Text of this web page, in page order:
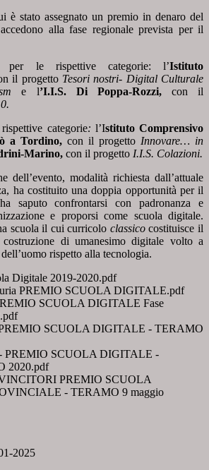
è stato assegnato un premio in denaro del
alla fase regionale prevista per il
per le rispettive categorie: l’Istituto
il progetto Tesori nostri- Digital Culturale
e l’I.I.S. Di Poppa-Rozzi,
con il
categorie: l’Istituto Comprensivo
a Tordino, con il progetto Innovare… in
Marino, con il progetto I.I.S. Colazioni.
dell’evento, modalità richiesta dall’attuale
ha costituito una doppia opportunità per il
saputo confrontarsi con padronanza e
e proporsi come scuola digitale.
scuola il cui curricolo classicocostituisce il
di umanesimo digitale volto a
rispetto alla tecnologia.
Digitale 2019-2020.pdf
PREMIO SCUOLA DIGITALE.pdf
SCUOLA DIGITALE Fase
PREMIO SCUOLA DIGITALE - TERAMO
- PREMIO SCUOLA DIGITALE -
2020.pdf
VINCITORI PREMIO SCUOLA
- TERAMO 9 maggio
2025